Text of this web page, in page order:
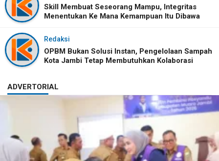
Skill Membuat Seseorang Mampu, Integritas
Menentukan Ke Mana Kemampuan Itu Dibawa
Redaksi
OPBM Bukan Solusi Instan, Pengelolaan Sampah
Kota Jambi Tetap Membutuhkan Kolaborasi
ADVERTORIAL